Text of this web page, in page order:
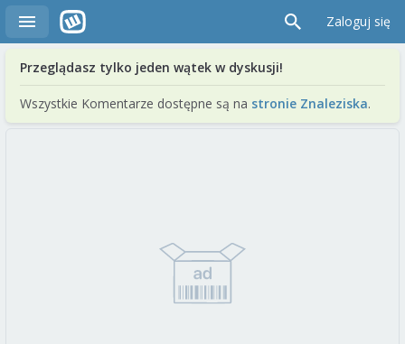
Zaloguj się
Przeglądasz tylko jeden wątek w dyskusji!
Wszystkie Komentarze dostępne są na stronie Znaleziska.